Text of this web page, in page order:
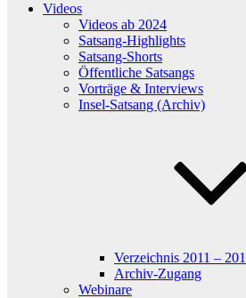
Videos
Videos ab 2024
Satsang-Highlights
Satsang-Shorts
Öffentliche Satsangs
Vorträge & Interviews
Insel-Satsang (Archiv)
Verzeichnis 2011 –
Archiv-Zugang
Webinare